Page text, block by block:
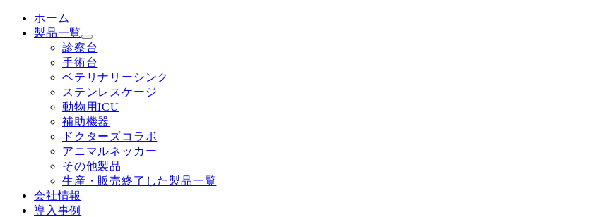
ホーム
製品一覧
診察台
手術台
ベテリナリーシンク
ステンレスケージ
動物用ICU
補助機器
ドクターズコラボ
アニマルネッカー
その他製品
生産・販売終了した製品一覧
会社情報
導入事例